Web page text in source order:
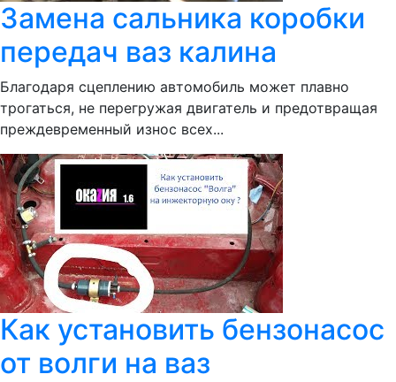
Замена сальника коробки
передач ваз калина
Благодаря сцеплению автомобиль может плавно
трогаться, не перегружая двигатель и предотвращая
преждевременный износ всех...
Как установить бензонасос
от волги на ваз